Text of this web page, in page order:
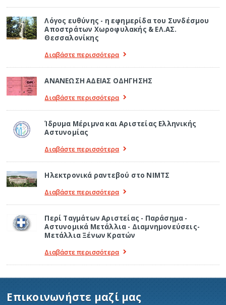
Λόγος ευθύνης - η εφημερίδα του Συνδέσμου
Αποστράτων Χωροφυλακής & ΕΛ.ΑΣ.
Θεσσαλονίκης
Διαβάστε περισσότερα
ΑΝΑΝΕΩΣΗ ΑΔΕΙΑΣ ΟΔΗΓΗΣΗΣ
Διαβάστε περισσότερα
Ίδρυμα Μέριμνα και Αριστείας Ελληνικής
Αστυνομίας
Διαβάστε περισσότερα
Ηλεκτρονικά ραντεβού στο ΝΙΜΤΣ
Διαβάστε περισσότερα
Περί Ταγμάτων Αριστείας - Παράσημα -
Αστυνομικά Μετάλλια - Διαμνημονεύσεις-
Μετάλλια Ξένων Κρατών
Διαβάστε περισσότερα
Επικοινωνήστε μαζί μας